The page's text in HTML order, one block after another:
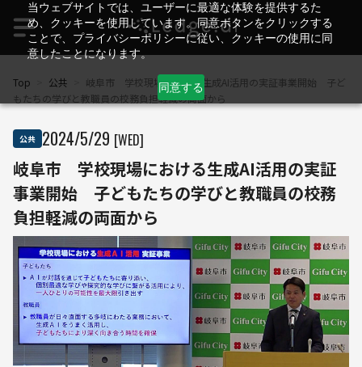
当ウェブサイトでは、ユーザーに最適な体験を提供するた
め、クッキーを使用しています。同意ボタンをクリックする
ことで、プライバシーポリシーに従い、クッキーの使用に同
意したことになります。
同意する
Top 公共
岐阜市 学校現場における生成AI活用の実証事業開始 子ど
もたちの学びと教職員の校務負担軽減の両面から
公共 2024/5/29 [WED]
岐阜市 学校現場における生成AI活用の実証
事業開始 子どもたちの学びと教職員の校務
負担軽減の両面から